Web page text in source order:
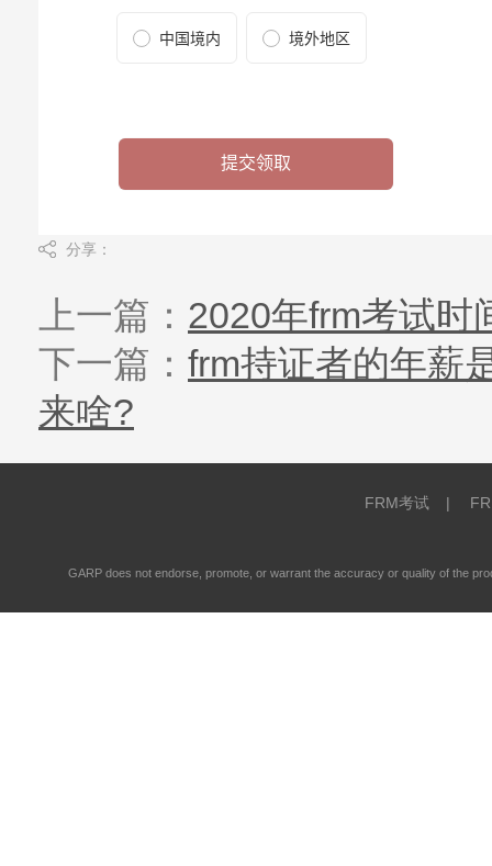
分享：
上一篇： 2020年frm考试时
下一篇： frm持证者的年薪
来啥?
FRM考试 |
GARP does not endorse, promote, or warrant the accuracy or quality of the